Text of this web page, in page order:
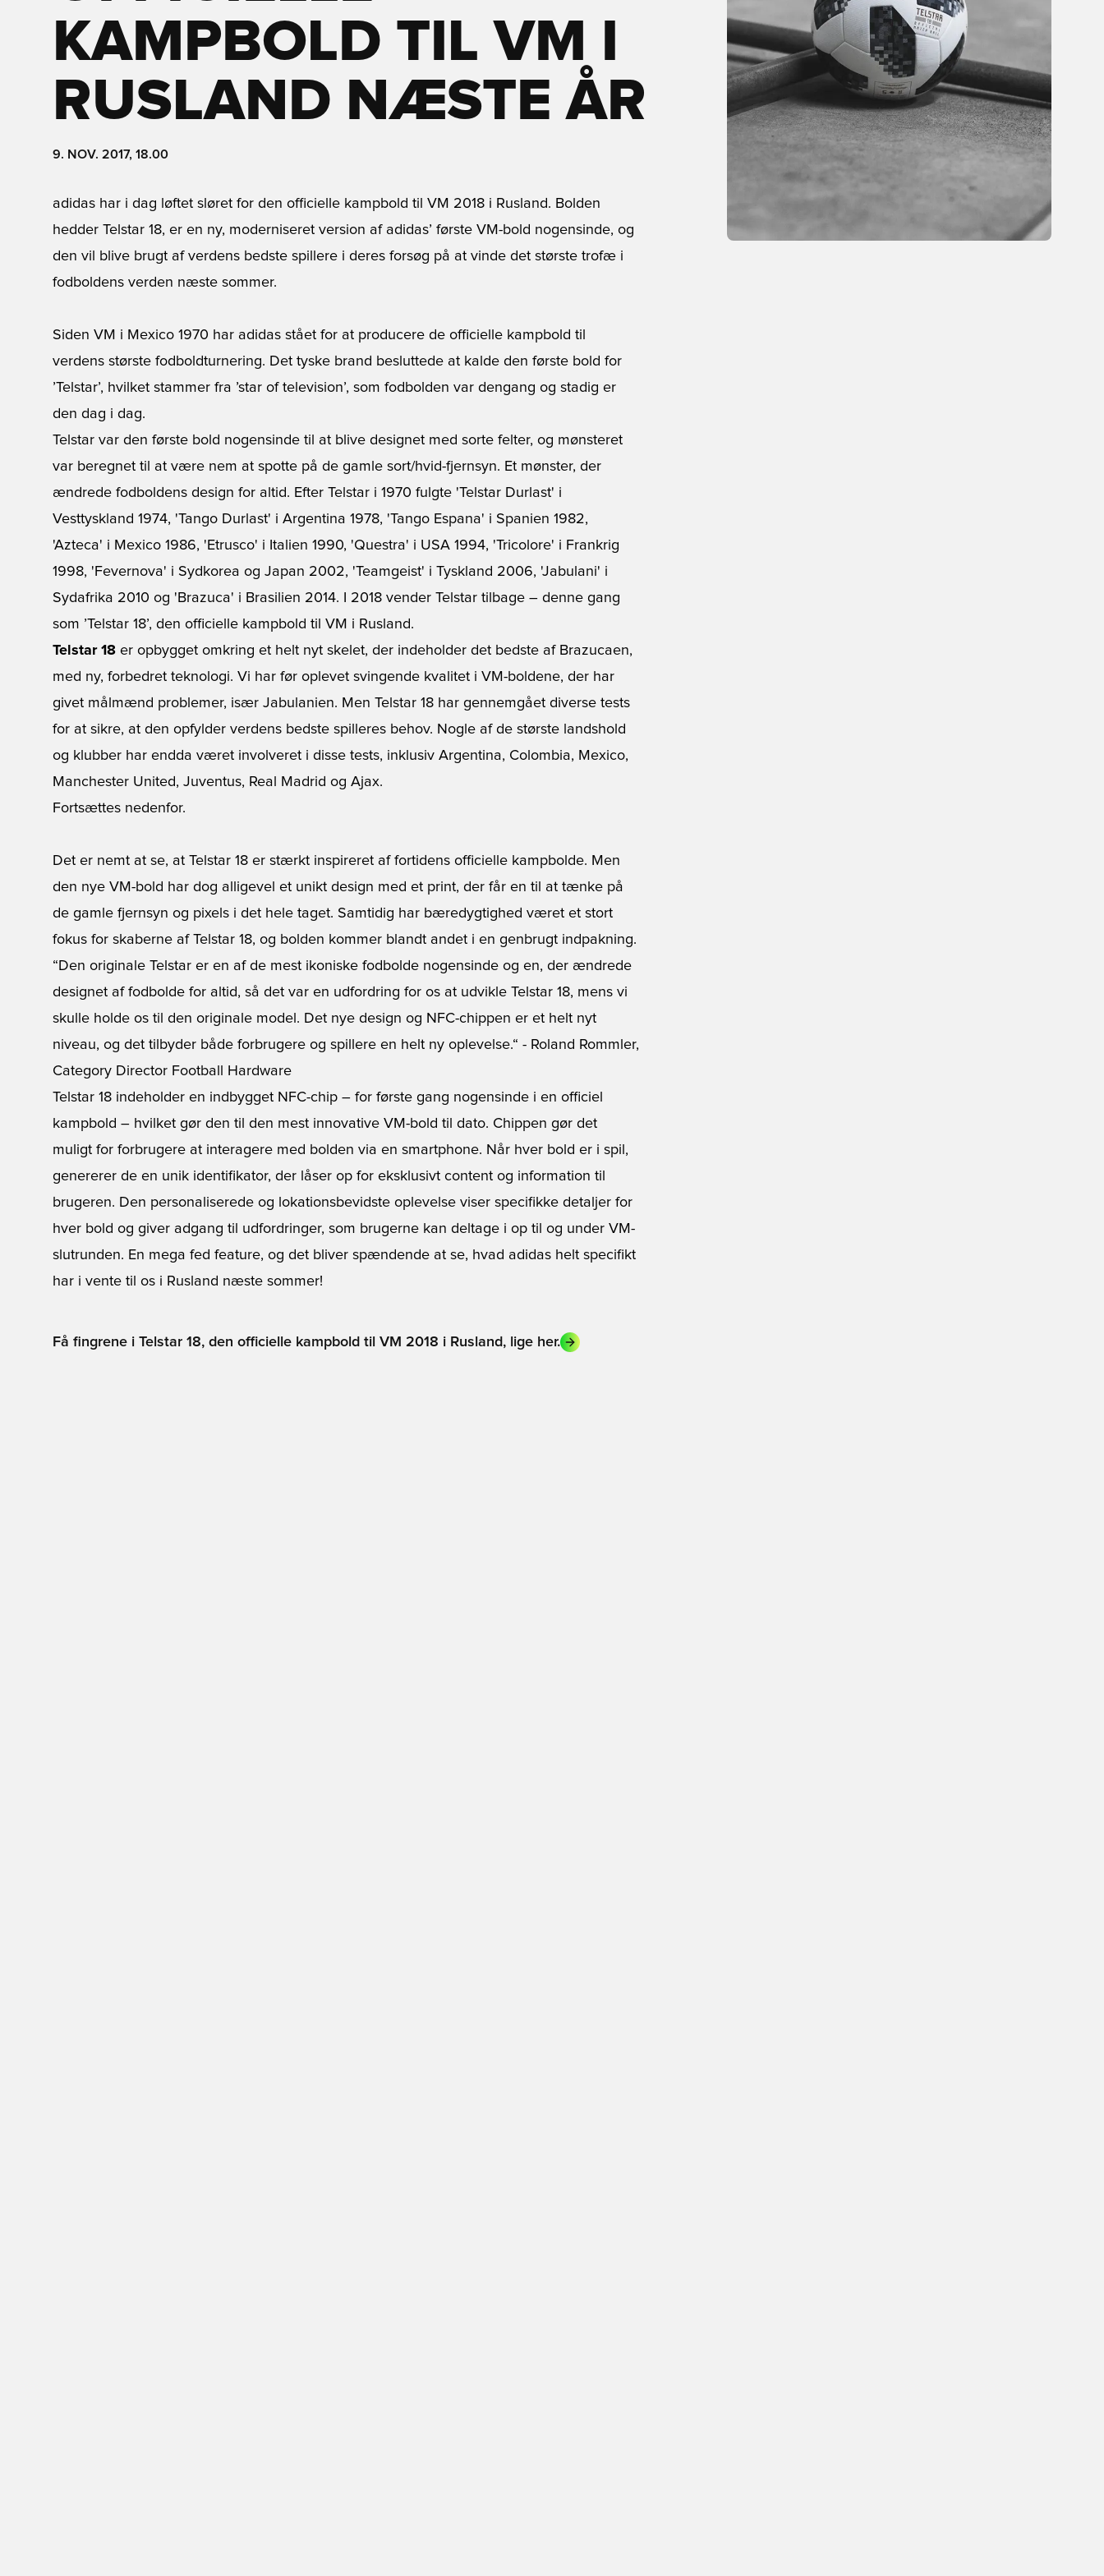
KAMPBOLD TIL VM I
RUSLAND NÆSTE ÅR
9. NOV. 2017, 18.00
adidas har i dag løftet sløret for den officielle kampbold til VM 2018 i Rusland. Bolden
hedder Telstar 18, er en ny, moderniseret version af adidas’ første VM-bold nogensinde, og
den vil blive brugt af verdens bedste spillere i deres forsøg på at vinde det største trofæ i
fodboldens verden næste sommer.
Siden VM i Mexico 1970 har adidas stået for at producere de officielle kampbold til
verdens største fodboldturnering. Det tyske brand besluttede at kalde den første bold for
’Telstar’, hvilket stammer fra ’star of television’, som fodbolden var dengang og stadig er
den dag i dag.
Telstar var den første bold nogensinde til at blive designet med sorte felter, og mønsteret
var beregnet til at være nem at spotte på de gamle sort/hvid-fjernsyn. Et mønster, der
ændrede fodboldens design for altid. Efter Telstar i 1970 fulgte 'Telstar Durlast' i
Vesttyskland 1974, 'Tango Durlast' i Argentina 1978, 'Tango Espana' i Spanien 1982,
'Azteca' i Mexico 1986, 'Etrusco' i Italien 1990, 'Questra' i USA 1994, 'Tricolore' i Frankrig
1998, 'Fevernova' i Sydkorea og Japan 2002, 'Teamgeist' i Tyskland 2006, 'Jabulani' i
Sydafrika 2010 og 'Brazuca' i Brasilien 2014. I 2018 vender Telstar tilbage – denne gang
som ’Telstar 18’, den officielle kampbold til VM i Rusland.
Telstar 18 er opbygget omkring et helt nyt skelet, der indeholder det bedste af Brazucaen,
med ny, forbedret teknologi. Vi har før oplevet svingende kvalitet i VM-boldene, der har
givet målmænd problemer, især Jabulanien. Men Telstar 18 har gennemgået diverse tests
for at sikre, at den opfylder verdens bedste spilleres behov. Nogle af de største landshold
og klubber har endda været involveret i disse tests, inklusiv Argentina, Colombia, Mexico,
Manchester United, Juventus, Real Madrid og Ajax.
Fortsættes nedenfor.
Det er nemt at se, at Telstar 18 er stærkt inspireret af fortidens officielle kampbolde. Men
den nye VM-bold har dog alligevel et unikt design med et print, der får en til at tænke på
de gamle fjernsyn og pixels i det hele taget. Samtidig har bæredygtighed været et stort
fokus for skaberne af Telstar 18, og bolden kommer blandt andet i en genbrugt indpakning.
“Den originale Telstar er en af de mest ikoniske fodbolde nogensinde og en, der ændrede
designet af fodbolde for altid, så det var en udfordring for os at udvikle Telstar 18, mens vi
skulle holde os til den originale model. Det nye design og NFC-chippen er et helt nyt
niveau, og det tilbyder både forbrugere og spillere en helt ny oplevelse.“ - Roland Rommler,
Category Director Football Hardware
Telstar 18 indeholder en indbygget NFC-chip – for første gang nogensinde i en officiel
kampbold – hvilket gør den til den mest innovative VM-bold til dato. Chippen gør det
muligt for forbrugere at interagere med bolden via en smartphone. Når hver bold er i spil,
genererer de en unik identifikator, der låser op for eksklusivt content og information til
brugeren. Den personaliserede og lokationsbevidste oplevelse viser specifikke detaljer for
hver bold og giver adgang til udfordringer, som brugerne kan deltage i op til og under VM-
slutrunden. En mega fed feature, og det bliver spændende at se, hvad adidas helt specifikt
har i vente til os i Rusland næste sommer!
Få fingrene i Telstar 18, den officielle kampbold til VM 2018 i Rusland, lige her.